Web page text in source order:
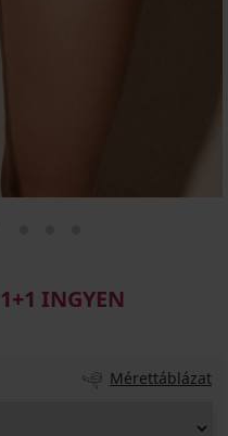
1+1 INGYEN
Mérettáblázat